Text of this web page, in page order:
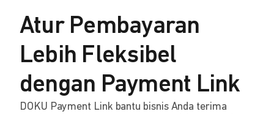
Atur Pembayaran
Lebih Fleksibel
dengan Payment Link
DOKU Payment Link bantu bisnis Anda terima